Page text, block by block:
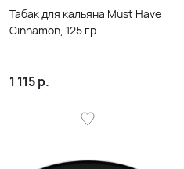
Табак для кальяна Must Have
Cinnamon, 125 гр
1 115р.